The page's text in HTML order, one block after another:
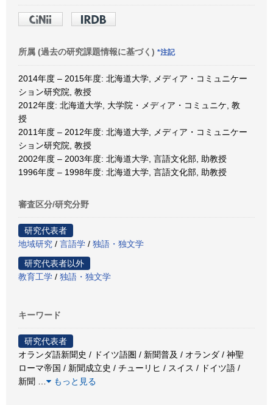
所属 (過去の研究課題情報に基づく) *注記
2014年度 – 2015年度: 北海道大学, メディア・コミュニケー
ション研究院, 教授
2012年度: 北海道大学, 大学院・メディア・コミュニケ, 教
授
2011年度 – 2012年度: 北海道大学, メディア・コミュニケー
ション研究院, 教授
2002年度 – 2003年度: 北海道大学, 言語文化部, 助教授
1996年度 – 1998年度: 北海道大学, 言語文化部, 助教授
審査区分/研究分野
研究代表者
地域研究 / 言語学 / 独語・独文学
研究代表者以外
教育工学 / 独語・独文学
キーワード
研究代表者
オランダ語新聞史 / ドイツ語圏 / 新聞普及 / オランダ / 神聖
ローマ帝国 / 新聞成立史 / チューリヒ / スイス / ドイツ語 /
新聞
もっと見る